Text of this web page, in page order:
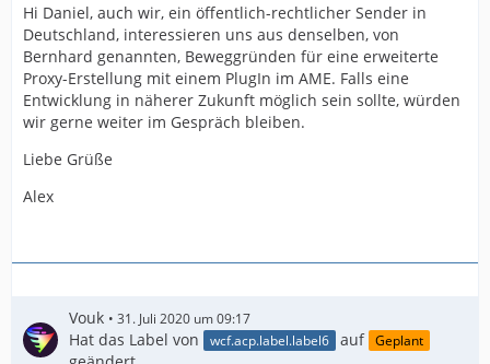
Hi Daniel, auch wir, ein öffentlich-rechtlicher Sender in
Deutschland, interessieren uns aus denselben, von
Bernhard genannten, Beweggründen für eine erweiterte
Proxy-Erstellung mit einem PlugIn im AME. Falls eine
Entwicklung in näherer Zukunft möglich sein sollte, würden
wir gerne weiter im Gespräch bleiben.
Liebe Grüße
Alex
Vouk 31. Juli 2020 um 09:17
Hat das Label von wcf.acp.label.label6 auf Geplant